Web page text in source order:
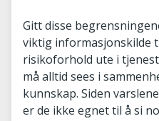
Gitt disse
viktig informasjonskilde
risikoforhold ute i
må alltid sees i
kunnskap. Siden
er de ikke egnet til å si